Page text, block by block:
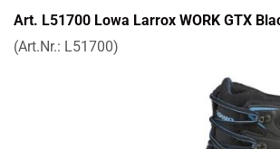
Art. L51700 Lowa Lar­rox WORK GTX
(Art.Nr.: L51700)